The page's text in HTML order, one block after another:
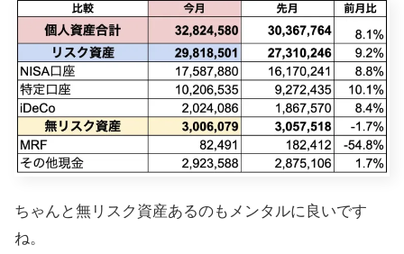
ちゃんと無リスク資産あるのもメンタルに良いです
ね。